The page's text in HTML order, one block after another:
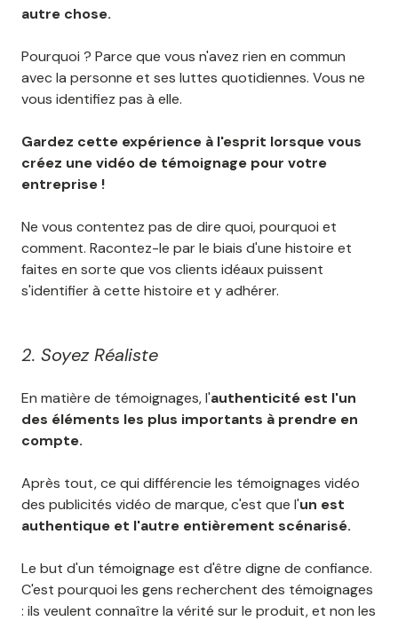
autre chose.
Pourquoi ? Parce que vous n'avez rien en commun
avec la personne et ses luttes quotidiennes. Vous ne
vous identifiez pas à elle.
Gardez cette expérience à l'esprit lorsque vous
créez une vidéo de témoignage pour votre
entreprise !
Ne vous contentez pas de dire quoi, pourquoi et
comment. Racontez-le par le biais d'une histoire et
faites en sorte que vos clients idéaux puissent
s'identifier à cette histoire et y adhérer.
2. Soyez Réaliste
En matière de témoignages, l'authenticité est l'un
des éléments les plus importants à prendre en
compte.
Après tout, ce qui différencie les témoignages vidéo
des publicités vidéo de marque, c'est que l'un est
authentique et l'autre entièrement scénarisé.
Le but d'un témoignage est d'être digne de confiance.
C'est pourquoi les gens recherchent des témoignages
: ils veulent connaître la vérité sur le produit, et non les